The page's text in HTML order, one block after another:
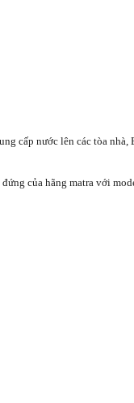
cấp nước lên các tòa nhà,
của hãng matra với